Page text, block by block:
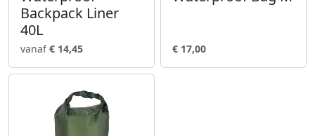
Backpack Liner
40L
vanaf€ 14,45 € 17,00